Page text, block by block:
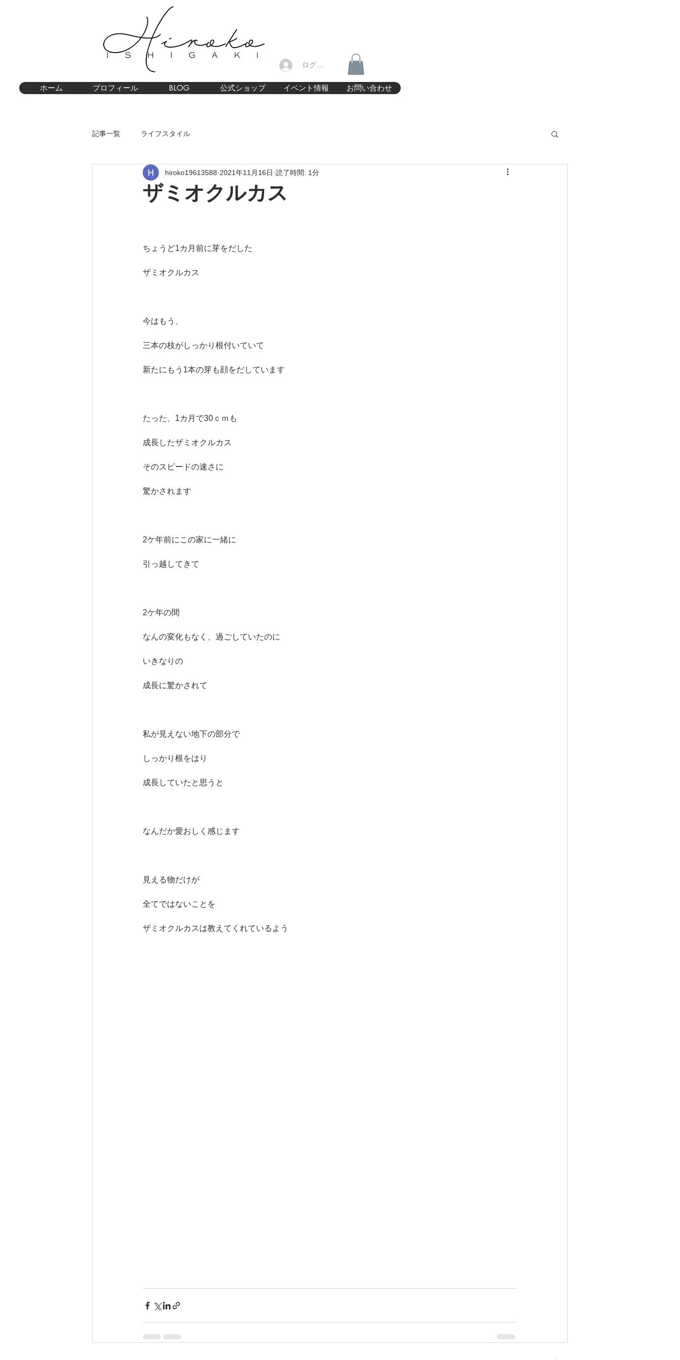
ログイン
ホーム プロフィール BLOG 公式ショップ イベント情報 お問い合わせ
記事一覧 ライフスタイル
ザミオクルカス
hiroko19613588 2021年11月16日 読了時間: 1分
ちょうど1カ月前に芽をだした
ザミオクルカス
今はもう、
三本の枝がしっかり根付いていて
新たにもう1本の芽も顔をだしています
たった、1カ月で30ｃｍも
成長したザミオクルカス
そのスピードの速さに
驚かされます
2ケ年前にこの家に一緒に
引っ越してきて
2ケ年の間
なんの変化もなく、過ごしていたのに
いきなりの
成長に驚かされて
私が見えない地下の部分で
しっかり根をはり
成長していたと思うと
なんだか愛おしく感じます
見える物だけが
全てではないことを
ザミオクルカスは教えてくれているよう